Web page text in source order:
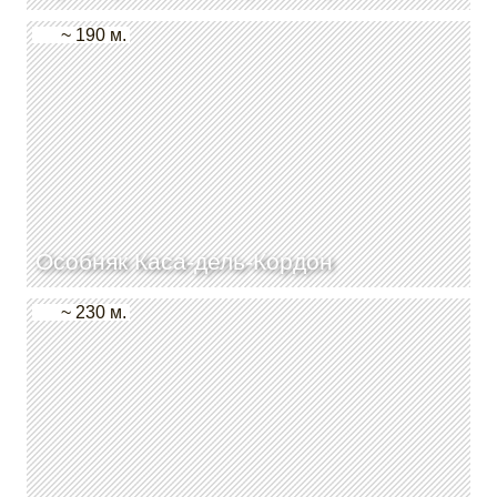
Особняк Каса-дель-Кордон
~ 190 м.
~ 230 м.